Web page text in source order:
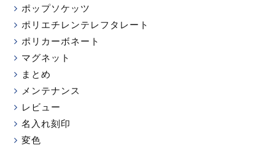
ポップソケッツ
ポリエチレンテレフタレート
ポリカーボネート
マグネット
まとめ
メンテナンス
レビュー
名入れ刻印
変色